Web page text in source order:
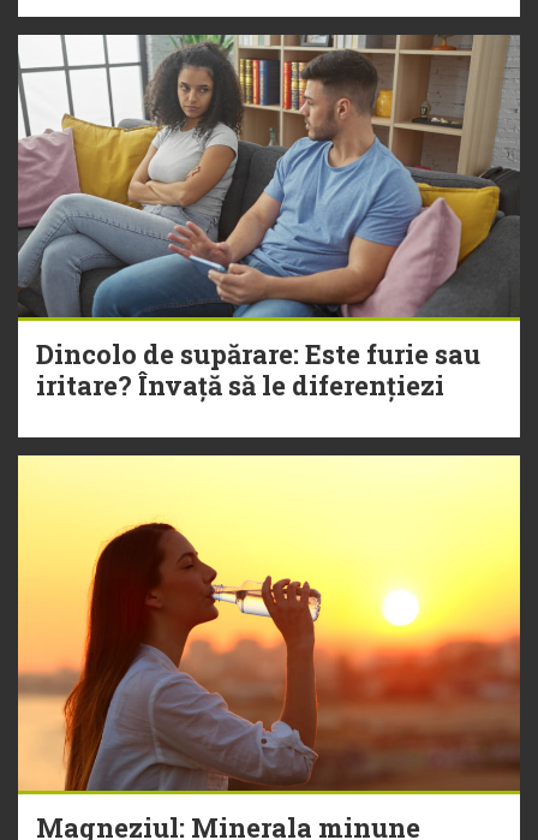
Dincolo de supărare: Este furie sau
iritare? Învață să le diferențiezi
Magneziul: Minerala minune